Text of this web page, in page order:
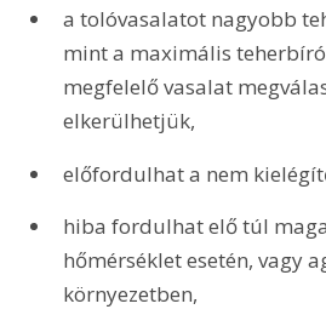
a tolóvasalatot nagyobb
mint a maximális teherbíró
megfelelő vasalat
elkerülhetjük,
előfordulhat a nem
hiba fordulhat elő túl
hőmérséklet esetén, vagy
környezetben,